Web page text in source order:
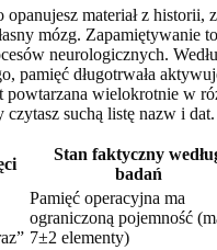
opanujesz materiał z historii,
mózg. Zapamiętywanie
neurologicznych.
pamięć długotrwała
powtarzana wielokrotnie w
czytasz suchą listę nazw i dat.
Stan faktyczny
badań
Pamięć operacyjna ma
ograniczoną pojemność
7±2 elementy)